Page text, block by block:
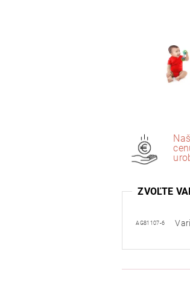
ZVOĽTE
AG81107-6